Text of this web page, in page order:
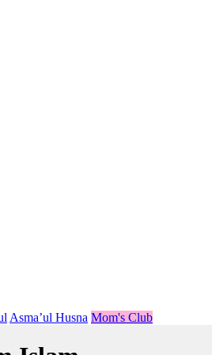
Asma’ul Husna Mom's Club